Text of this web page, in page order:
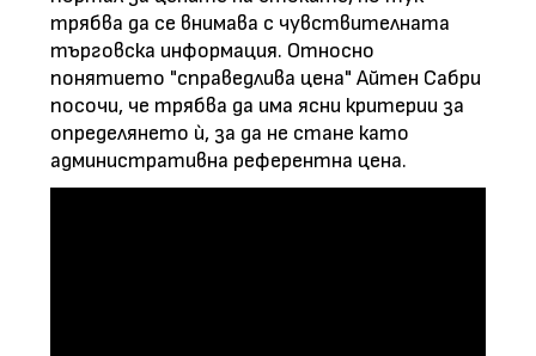
трябва да се внимава с чувствителната
търговска информация. Относно
понятието "справедлива цена" Айтен Сабри
посочи, че трябва да има ясни критерии за
определянето ѝ, за да не стане като
административна референтна цена.